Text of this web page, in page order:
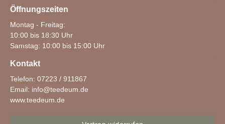
Öffnungszeiten
Montag - Freitag:
10:00 bis 18:30 Uhr
Samstag: 10:00 bis 15:00 Uhr
Kontakt
Telefon: 07223 / 911867
Email: info@teedeum.de
www.teedeum.de